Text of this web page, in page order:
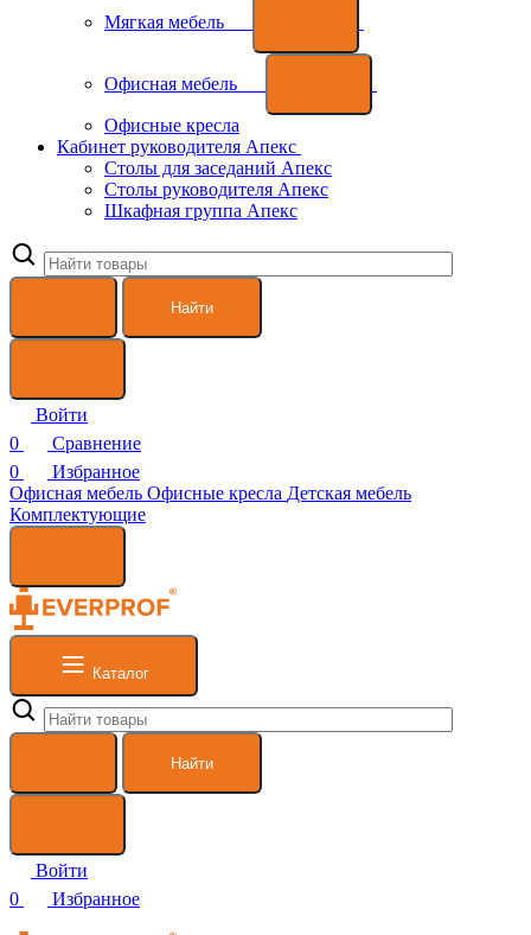
Мягкая мебель
Офисная мебель
Офисные кресла
Кабинет руководителя Апекс
Столы для заседаний Апекс
Столы руководителя Апекс
Шкафная группа Апекс
Найти
Войти
0
Сравнение
0
Избранное
Офисная мебель Офисные кресла Детская мебель
Комплектующие
Каталог
Найти
Войти
0
Избранное